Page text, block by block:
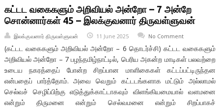
கட்டட வகைகளும் அறிவியல் அன்றோ – 7 அன்றே
சொன்னார்கள் 45 – இலக்குவனார் திருவள்ளுவன்
இலக்குவனார் திருவள்ளுவன் 11 June 2025 No Comment
(கட்டட வகைகளும் அறிவியல் அன்றோ – 6 தொடர்ச்சி) கட்டட வகைகளும்
அறிவியல் அன்றோ – 7 பழந்தமிழ்நாட்டில், பெரிய அகன்ற மாடிகள் பலவற்றை
உடைய நகரத்தைப் போன்ற சிறப்பான மாளிகைகள் கட்டப்பட்டிருந்தன
என்பதைப் பார்த்தோம். அவை வெறும் கட்டடங்களாக மட்டும் அல்லாமல்
செல்வச் செழிப்பிற்கு எடுத்துக்காட்டாகவும் விளங்கியமையால் வளமனை
என்றும் திருமனை என்றும் செல்வமனை என்றும் சிறப்பாகச்